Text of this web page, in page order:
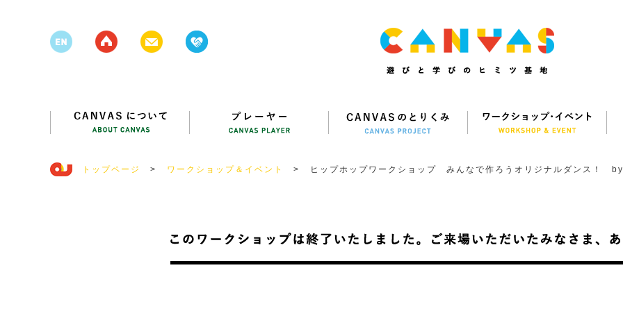
トップページ > ワークショップ＆イベント > ヒップホップワークショップ みんなで作ろうオリジナルダンス！